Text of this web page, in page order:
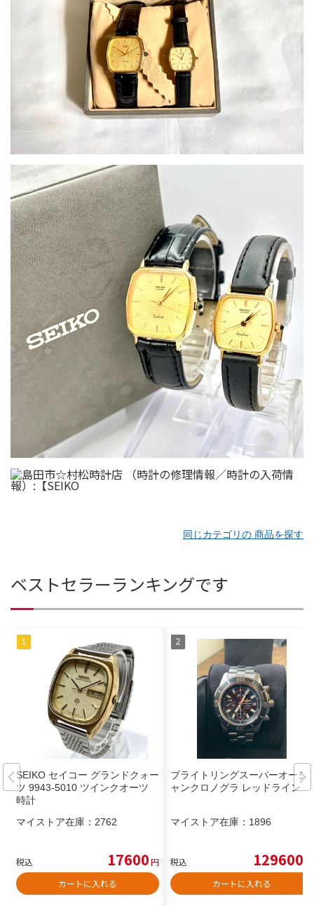
同じカテゴリの 商品を探す
ベストセラーランキングです
SEIKO セイコー グランドクォー
ツ 9943-5010 ツインクオーツ
時計
マイストア在庫： 2762
税込 17600円
カートに入れる
ブライトリングスーパーオーシ
ャンクロノグラ レッドライン
マイストア在庫： 1896
税込 129600
カートに入れる